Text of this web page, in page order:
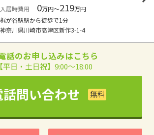
入居時費用
0万円～219万円
梶が谷駅駅から徒歩で1分
神奈川県川崎市高津区新作3-1-4
話のお申し込みはこちら
【平日・土日祝】9:00～18:00
話問い合わせ